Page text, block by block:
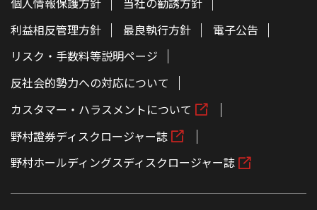
利益相反管理方針
最良執行方針
電子公告
リスク・手数料等説明ページ
反社会的勢力への対応について
カスタマー・ハラスメントについて
野村證券ディスクロージャー誌
野村ホールディングスディスクロージャー誌